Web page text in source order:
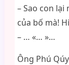
– Sao con
của bố mà!
– … «… »…
Ông Phú